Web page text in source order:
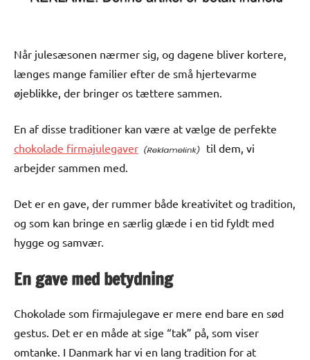
Når julesæsonen nærmer sig, og dagene bliver kortere,
længes mange familier efter de små hjertevarme
øjeblikke, der bringer os tættere sammen.
En af disse traditioner kan være at vælge de perfekte
chokolade firmajulegaver
til dem, vi
arbejder sammen med.
Det er en gave, der rummer både kreativitet og tradition,
og som kan bringe en særlig glæde i en tid fyldt med
hygge og samvær.
En gave med betydning
Chokolade som firmajulegave er mere end bare en sød
gestus. Det er en måde at sige “tak” på, som viser
omtanke. I Danmark har vi en lang tradition for at